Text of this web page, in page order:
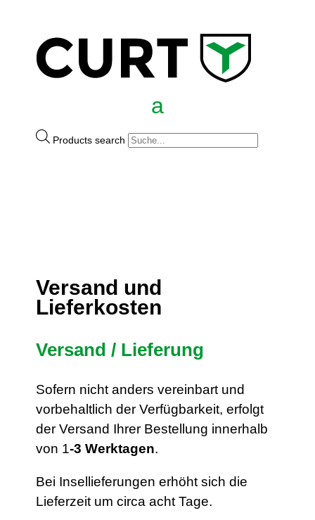
Products search
Versand und
Lieferkosten
Versand / Lieferung
Sofern nicht anders vereinbart und
vorbehaltlich der Verfügbarkeit, erfolgt
der Versand Ihrer Bestellung innerhalb
von 1-3 Werktagen.
Bei Insellieferungen erhöht sich die
Lieferzeit um circa acht Tage.